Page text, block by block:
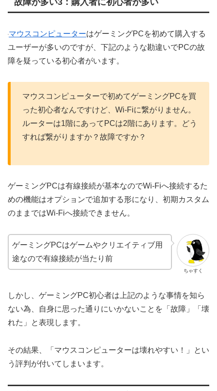
マウスコンピューターはゲーミングPCを初めて購入する
ユーザーが多いのですが、下記のような勘違いでPCの故
障を疑っている初心者がいます。
マウスコンピューターで初めてゲーミングPCを買
った初心者なんですけど、Wi-Fiに繋がりません。
ルーターは1階にあってPCは2階にあります。どう
すれば繋がりますか？故障ですか？
ゲーミングPCは有線接続が基本なのでWi-Fiへ接続するた
めの機能はオプションで追加する形になり、初期カスタム
のままではWi-Fiへ接続できません。
ちゃすく
ゲーミングPCはゲームやクリエイティブ用
途なので有線接続が当たり前
しかし、ゲーミングPC初心者は上記のような事情を知ら
ない為、自身に思った通りにいかないことを「故障」「壊
れた」と表現します。
その結果、「マウスコンピューターは壊れやすい！」とい
う評判が付いてしまいます。